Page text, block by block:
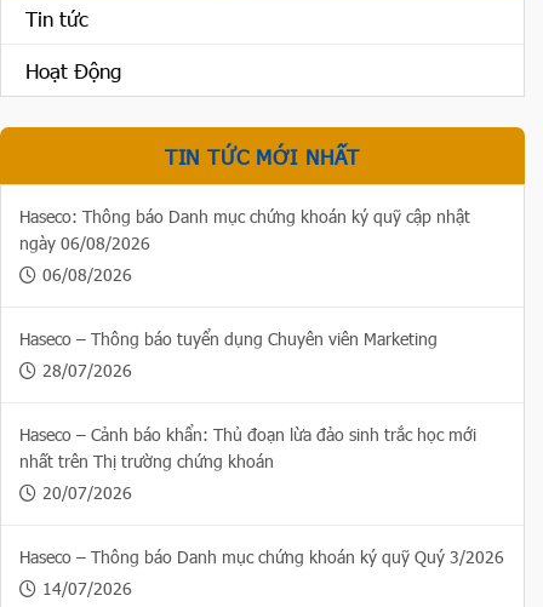
Tin tức
Hoạt Động
TIN TỨC MỚI NHẤT
Haseco: Thông báo Danh mục chứng khoán ký quỹ cập nhật
ngày 06/08/2026
06/08/2026
Haseco – Thông báo tuyển dụng Chuyên viên Marketing
28/07/2026
Haseco – Cảnh báo khẩn: Thủ đoạn lừa đảo sinh trắc học mới
nhất trên Thị trường chứng khoán
20/07/2026
Haseco – Thông báo Danh mục chứng khoán ký quỹ Quý 3/2026
14/07/2026